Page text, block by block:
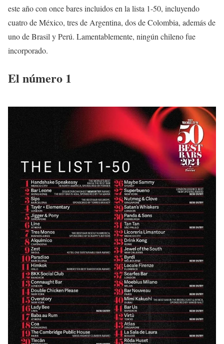
este año con once bares incluidos en la lista 1-50, incluyendo
cuatro de México, tres de Argentina, dos de Colombia, además de
uno de Brasil y Perú. Lamentablemente, ningún chileno fue
incorporado.
El número 1